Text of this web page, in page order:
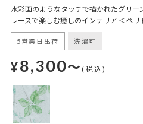
水彩画のようなタッチで描かれたグリー
レースで楽しむ癒しのインテリア ＜ペリ
5営業日出荷 洗濯可
¥8,300～(税込)